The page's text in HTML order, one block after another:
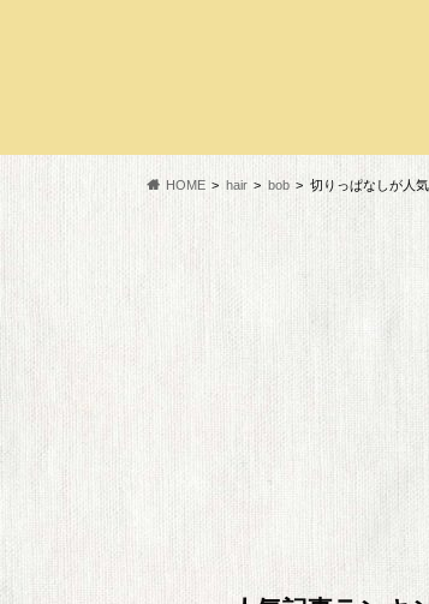
HOME hair bob 切りっぱなしが人